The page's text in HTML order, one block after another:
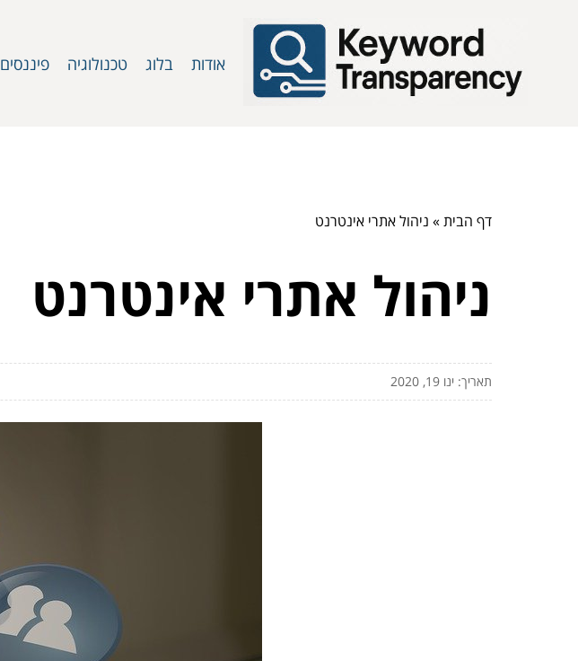
אודות בלוג טכנולוגיה פיננסים
דף הבית» ניהול אתרי אינטרנט
ניהול אתרי אינטרנט
תאריך: ינו 19, 2020